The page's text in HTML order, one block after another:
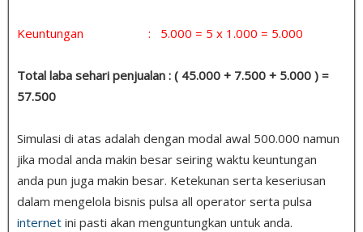
Keuntungan : 5.000 = 5 x 1.000 = 5.000
Total laba sehari penjualan : ( 45.000 + 7.500 + 5.000 ) =
57.500
Simulasi di atas adalah dengan modal awal 500.000 namun
jika modal anda makin besar seiring waktu keuntungan
anda pun juga makin besar. Ketekunan serta keseriusan
dalam mengelola bisnis pulsa all operator serta pulsa
internet ini pasti akan menguntungkan untuk anda.